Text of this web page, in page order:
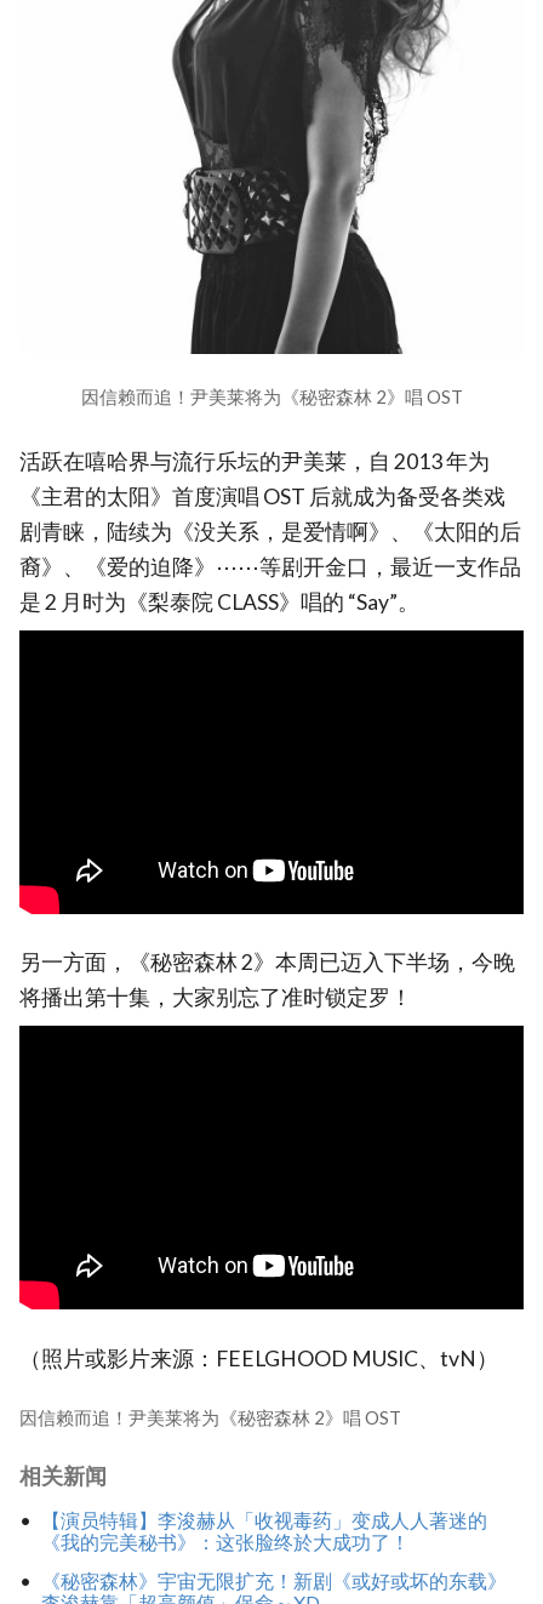
因信赖而追！尹美莱将为《秘密森林 2》唱 OST
活跃在嘻哈界与流行乐坛的尹美莱，自 2013 年为
《主君的太阳》首度演唱 OST 后就成为备受各类戏
剧青睐，陆续为《没关系，是爱情啊》、《太阳的后
裔》、《爱的迫降》⋯⋯等剧开金口，最近一支作品
是 2 月时为《梨泰院 CLASS》唱的 “Say”。
另一方面，《秘密森林 2》本周已迈入下半场，今晚
将播出第十集，大家别忘了准时锁定罗！
（照片或影片来源：FEELGHOOD MUSIC、tvN）
因信赖而追！尹美莱将为《秘密森林 2》唱 OST
相关新闻
【演员特辑】李浚赫从「收视毒药」变成人人著迷的
《我的完美秘书》：这张脸终於大成功了！
《秘密森林》宇宙无限扩充！新剧《或好或坏的东载》